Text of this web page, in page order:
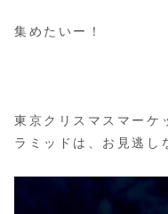
集めたいー！
東京クリスマスマーケ
ラミッドは、お見逃し